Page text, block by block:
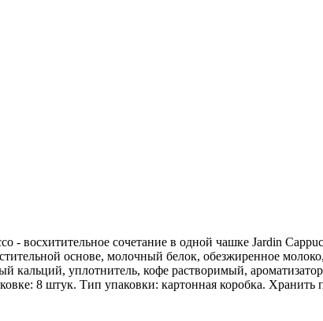
- восхитительное сочетание в одной чашке Jardin
основе, молочный белок, обезжиренное
кальций, уплотнитель, кофе растворимый,
8 штук. Тип упаковки: картонная коробка.